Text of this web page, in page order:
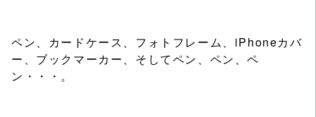
ペン、カードケース、フォトフレーム、iPhoneカバ
ー、ブックマーカー、そしてペン、ペン、ペ
ン・・・。